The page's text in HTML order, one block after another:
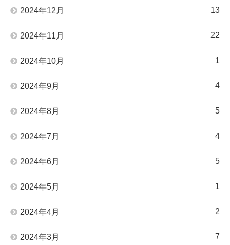
2024年12月 13
2024年11月 22
2024年10月 1
2024年9月 4
2024年8月 5
2024年7月 4
2024年6月 5
2024年5月 1
2024年4月 2
2024年3月 7